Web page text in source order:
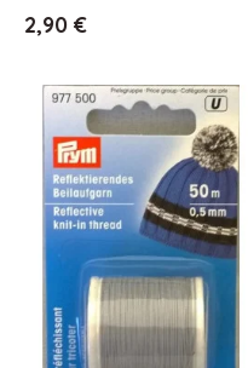
Hinta
2,90 €